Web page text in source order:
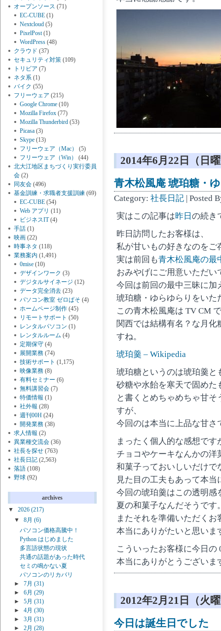
オープンソース (71)
EC-CUBE (1)
Nextcloud (5)
PixelPost(1)
WordPress (48)
クラウド (37)
セキュリティ対策 (109)
トリビア (7)
ネタ系 (1)
バイク (55)
フリーウェア (215)
Google Chrome (10)
Mozilla Firefox (77)
Mozilla Thunderbird (53)
Picasa (3)
Skype (13)
フリーウェア（Mac）
(5)
フリーウェア（Win）
(44)
北大江地区まちづくり実行委員
会 (2)
同友会 (496)
基金訓練・求職者支援訓練 (69)
EC-CUBE (54)
Web アプリ (11)
ビジネスIT(4)
手話 (1)
映画 (22)
時事ネタ (118)
業務案内 (1,491)
0mise (10)
デザインワーク (3)
デジタルサイネージ (12)
データ完全消去 (23)
パソコン教室 ゼロぱそ (4)
ホームページ制作 (45)
リモートサポート (50)
レンタルパソコン (1)
レンタルルーム (4)
定期保守 (4)
展開業務 (74)
技術サポート (1,175)
映像業務 (8)
有料セミナー (6)
無料講習会 (7)
特価情報 (1)
社外報 (28)
週刊00H (24)
開発業務 (38)
求人情報 (2)
異業種交流会 (36)
社長を探せ (763)
社長日記 (2,563)
落語 (108)
野球 (92)
archives
▼
2026 (217)
▼
8月 (6)
パソコン価格高騰中！
Python はじめました
多言語状態の現状
共通の話題があった時代
セミの鳴かない夏
パソコンのリカバリ
►
7月 (31)
►
6月 (29)
►
5月 (31)
►
4月 (30)
►
3月 (31)
►
2月 (28)
2014年6月22日（日
青木松風庵 琥珀糖・
Category: 社長日記 | Posted
実はこの記事は昨日 の続き
昨日訪問したお客様は、
私が甘いもの好きなのをご
実は前回も青木松風庵の最
おみやげにご用意いただい
今回は前回の最中三昧に加
琥珀糖・ゆらゆらりをいた
この青木松風庵は TV CM
関西では結構有名？な月化
すね。
琥珀羹 – Wikipedia
琥珀糖というのは琥珀羹と
砂糖や水飴を寒天で固めた
と書くとめちゃめちゃ甘
すが、
今回のは本当に上品な甘さ
まったく個人的な感想です
チョコやケーキなんかの
和菓子っておいしいだけで
見た目の工夫もあって本
今回の琥珀羹はこの透明感
夏の和菓子なんだそうです
またそれを準備いただく
本当にありがたいと思いま
こういったお客様に今日の
本当にありがとうございま
2012年2月21日（火
今日は誕生日でした